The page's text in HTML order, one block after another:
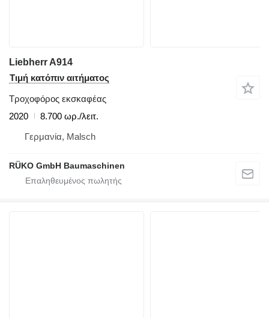
Liebherr A914
Τιμή κατόπιν αιτήματος
Τροχοφόρος εκσκαφέας
2020
8.700 ωρ./λειτ.
Γερμανία, Malsch
RÜKO GmbH Baumaschinen